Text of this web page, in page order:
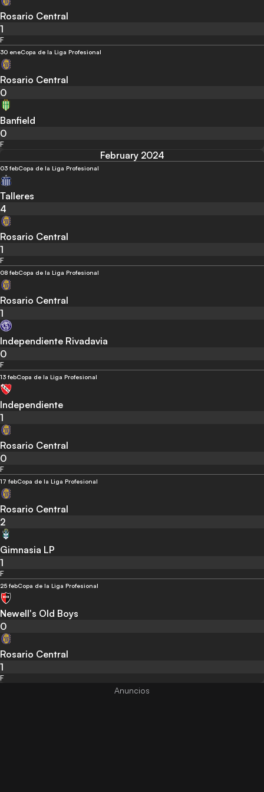
Rosario Central
1
F
30 eneCopa de la Liga Profesional
Rosario Central
0
Banfield
0
F
February 2024
03 febCopa de la Liga Profesional
Talleres
4
Rosario Central
1
F
08 febCopa de la Liga Profesional
Rosario Central
1
Independiente Rivadavia
0
F
13 febCopa de la Liga Profesional
Independiente
1
Rosario Central
0
F
17 febCopa de la Liga Profesional
Rosario Central
2
Gimnasia LP
1
F
25 febCopa de la Liga Profesional
Newell's Old Boys
0
Rosario Central
1
F